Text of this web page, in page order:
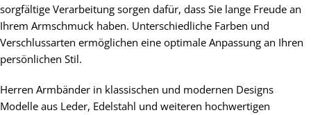
sorgfältige Verarbeitung sorgen dafür, dass Sie lange Freude an
Ihrem Armschmuck haben. Unterschiedliche Farben und
Verschlussarten ermöglichen eine optimale Anpassung an Ihren
persönlichen Stil.
Herren Armbänder in klassischen und modernen Designs
Modelle aus Leder, Edelstahl und weiteren hochwertigen